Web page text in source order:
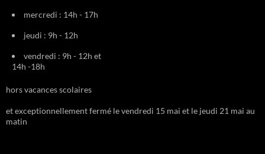
mercredi : 14h - 17h
jeudi : 9h - 12h
vendredi : 9h - 12h et
14h -18h
hors vacances scolaires
et exceptionnellement fermé le vendredi 15 mai et le jeudi 21 mai au
matin